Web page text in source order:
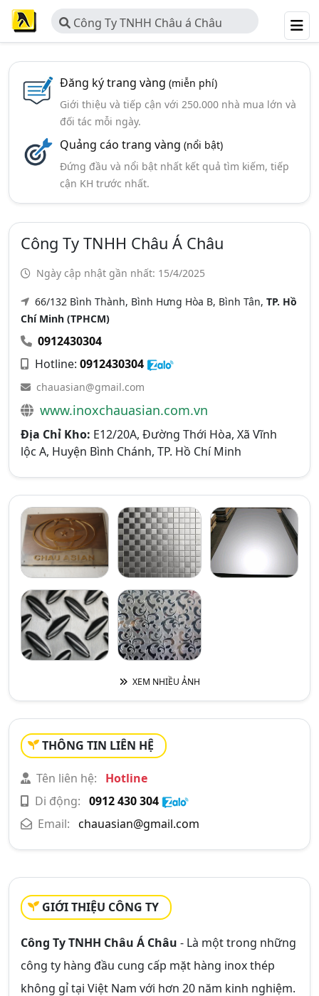
Công Ty TNHH Châu á Châu
Đăng ký trang vàng (miễn phí)
Giới thiệu và tiếp cận với 250.000 nhà mua lớn và
đối tác mỗi ngày.
Quảng cáo trang vàng (nổi bật)
Đứng đầu và nổi bật nhất kết quả tìm kiếm, tiếp
cận KH trước nhất.
Công Ty TNHH Châu Á Châu
Ngày cập nhật gần nhất: 15/4/2025
66/132 Bình Thành, Bình Hưng Hòa B, Bình Tân, TP. Hồ
Chí Minh (TPHCM)
0912430304
Hotline: 0912430304
chauasian@gmail.com
www.inoxchauasian.com.vn
Địa Chỉ Kho: E12/20A, Đường Thới Hòa, Xã Vĩnh
lộc A, Huyện Bình Chánh, TP. Hồ Chí Minh
XEM NHIỀU ẢNH
THÔNG TIN LIÊN HỆ
Tên liên hệ:
Hotline
Di động: 0912 430 304
Email: chauasian@gmail.com
GIỚI THIỆU CÔNG TY
Công Ty TNHH Châu Á Châu - Là một trong những
công ty hàng đầu cung cấp mặt hàng inox thép
không gỉ tại Việt Nam với hơn 20 năm kinh nghiệm.